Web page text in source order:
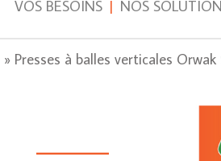
VOS BESOINS | NOS
» Presses à balles verticales